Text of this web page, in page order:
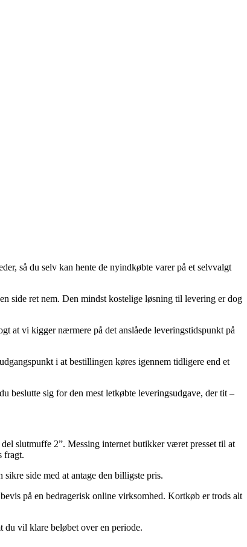
så du selv kan hente de nyindkøbte varer på et selvvalgt
side ret nem. Den mindst kostelige løsning til levering er dog
at vi kigger nærmere på det anslåede leveringstidspunkt på
i at bestillingen køres igennem tidligere end et
beslutte sig for den mest letkøbte leveringsudgave, der tit –
slutmuffe 2”. Messing internet butikker været presset til at
fragt.
side med at antage den billigste pris.
på en bedragerisk online virksomhed. Kortkøb er trods alt
vil klare beløbet over en periode.